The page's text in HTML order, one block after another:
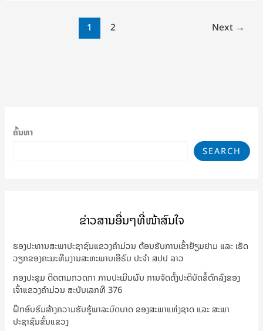
1 2 Next →
ຄົ້ນຫາ
SEARCH
ຂ່າວສານອື່ນໆທີ່ໜ້າສົນໃຈ
ຮອງປະທານສະພາປະຊາຊົນແຂວງຄຳມ່ວນ ຕ້ອນຮັບການເຂົ້າຢ້ຽມຢາມ ແລະ ເຮັດ
ວຽກຂອງຄະນະທີມງານສະຫະພາບເອີຣົບ ປະຈຳ ສປປ ລາວ
ກອງປະຊຸມ ຕິດຕາມກວດກາ ການປະເມີນຜົນ ການຈັດຕັ້ງປະຕິບັດຂໍ້ຕົກລົງຂອງ
ເຈົ້າແຂວງຄຳມ່ວນ ສະບັບເລກທີ 376
ຝຶກອົບຮົມສ້າງຄວາມຮັບຮູ້ພາລະບົດບາດ ຂອງສະພາແຫ່ງຊາດ ແລະ ສະພາ
ປະຊາຊົນຂັ້ນແຂວງ